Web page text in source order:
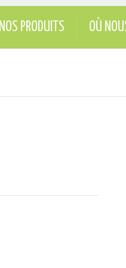
NOS PRODUITS OÙ